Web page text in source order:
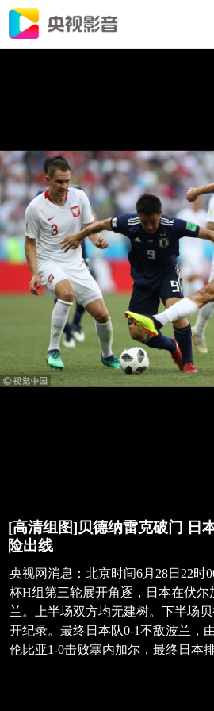
[高清组图]贝德纳雷克破门 日
险出线
央视网消息：北京时间6月28日22时
杯H组第三轮展开角逐，日本在伏尔
兰。上半场双方均无建树。下半场
开纪录。最终日本队0-1不敌波兰，
伦比亚1-0击败塞内加尔，最终日本